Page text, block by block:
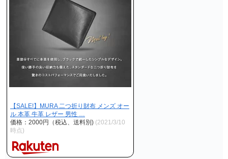
【SALE!】MURA 二つ折り財布 メンズ オー
ル 本革 牛革 レザー 男性 …
価格：2000円（税込、送料別) (2021/3/10
時点)